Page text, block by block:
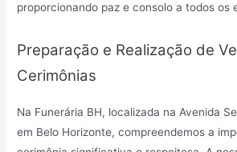
proporcionando paz e consolo a todos os
Preparação e Realização de
Cerimônias
Na Funerária BH, localizada na Avenida
em Belo Horizonte, compreendemos a